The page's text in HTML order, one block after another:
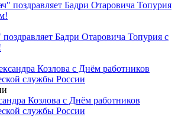
Бадри Отаровича Топурия с
Козлова с Днём работников
службы России